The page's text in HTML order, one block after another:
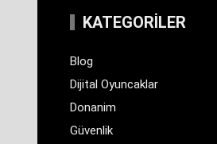
KATEGORILER
Blog
Dijital Oyuncaklar
Donanim
Güvenlik